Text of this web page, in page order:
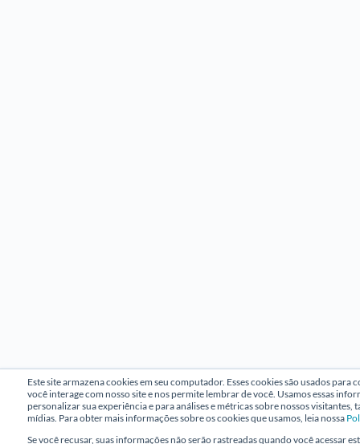
Este site armazena cookies em seu computador. Esses cookies são usados
você interage com nosso site e nos permite lembrar de você. Usamos essas
personalizar sua experiência e para análises e métricas sobre nossos visitantes,
mídias. Para obter mais informações sobre os cookies que usamos, leia nossa
Se você recusar, suas informações não serão rastreadas quando você acessar